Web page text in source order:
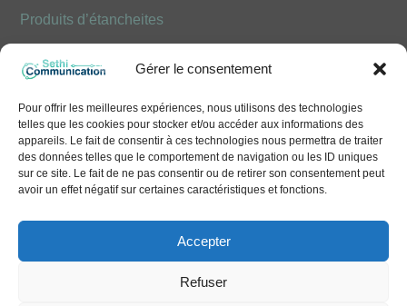
Gérer le consentement
Pour offrir les meilleures expériences, nous utilisons des technologies
telles que les cookies pour stocker et/ou accéder aux informations des
appareils. Le fait de consentir à ces technologies nous permettra de traiter
des données telles que le comportement de navigation ou les ID uniques
sur ce site. Le fait de ne pas consentir ou de retirer son consentement peut
avoir un effet négatif sur certaines caractéristiques et fonctions.
Accepter
Refuser
Produits d’étancheites
10 Avenue Émile Aillaud - 91350 Grigny
+33 (0)1 41 83 68 50
contact@sethi-communication.com